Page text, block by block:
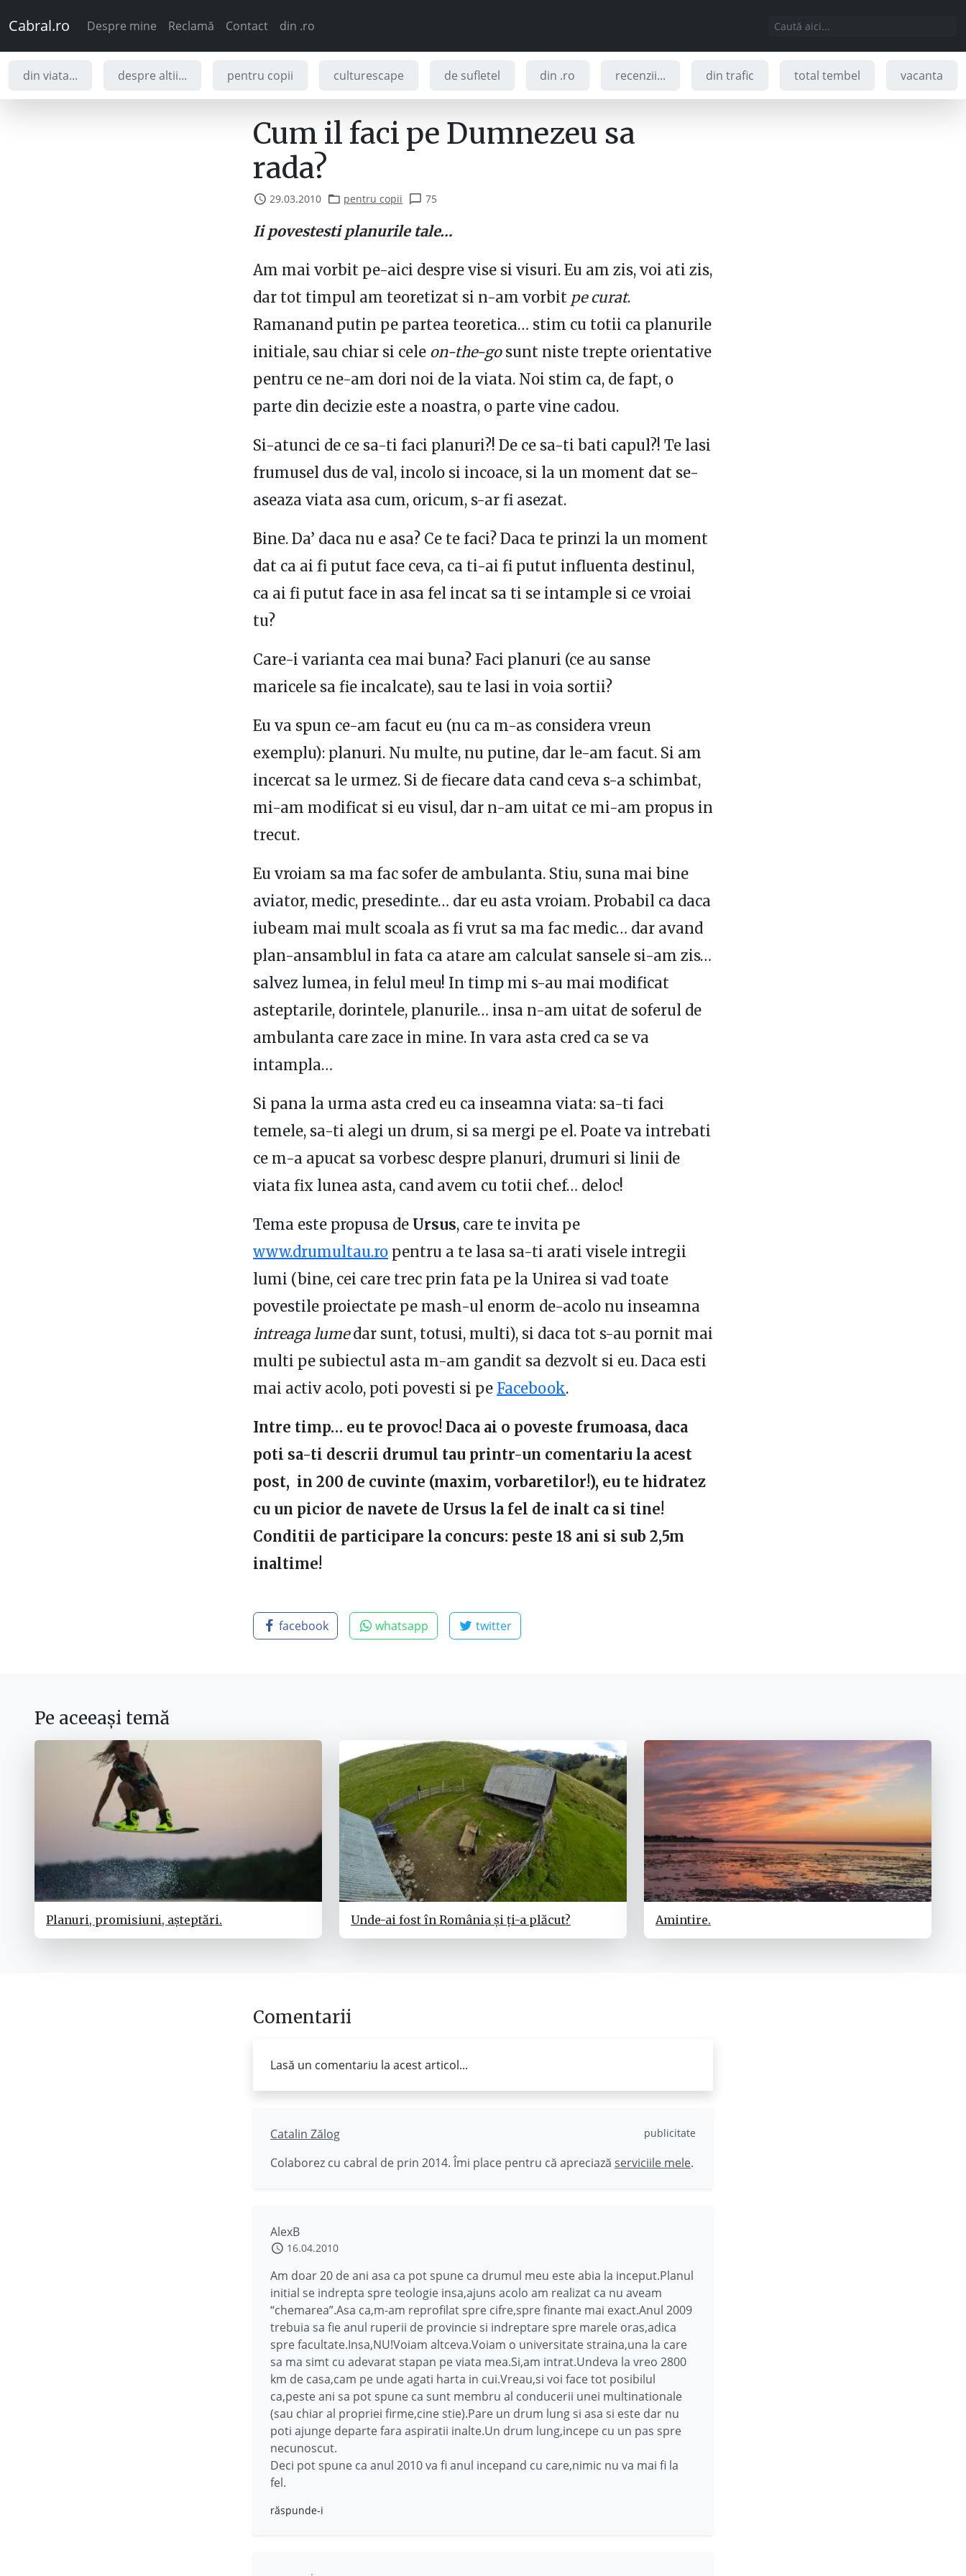
Cabral.ro Despre mine Reclamă Contact din .ro
din viata... despre altii... pentru copii culturescape de sufletel din .ro recenzii... din trafic total tembel vacanta
Cum il faci pe Dumnezeu sa
rada?
29.03.2010 pentru copii 75
Ii povestesti planurile tale…
Am mai vorbit pe-aici despre vise si visuri. Eu am zis, voi ati zis,
dar tot timpul am teoretizat si n-am vorbit pe curat.
Ramanand putin pe partea teoretica… stim cu totii ca planurile
initiale, sau chiar si cele on-the-go sunt niste trepte orientative
pentru ce ne-am dori noi de la viata. Noi stim ca, de fapt, o
parte din decizie este a noastra, o parte vine cadou.
Si-atunci de ce sa-ti faci planuri?! De ce sa-ti bati capul?! Te lasi
frumusel dus de val, incolo si incoace, si la un moment dat se-
aseaza viata asa cum, oricum, s-ar fi asezat.
Bine. Da’ daca nu e asa? Ce te faci? Daca te prinzi la un moment
dat ca ai fi putut face ceva, ca ti-ai fi putut influenta destinul,
ca ai fi putut face in asa fel incat sa ti se intample si ce vroiai
tu?
Care-i varianta cea mai buna? Faci planuri (ce au sanse
maricele sa fie incalcate), sau te lasi in voia sortii?
Eu va spun ce-am facut eu (nu ca m-as considera vreun
exemplu): planuri. Nu multe, nu putine, dar le-am facut. Si am
incercat sa le urmez. Si de fiecare data cand ceva s-a schimbat,
mi-am modificat si eu visul, dar n-am uitat ce mi-am propus in
trecut.
Eu vroiam sa ma fac sofer de ambulanta. Stiu, suna mai bine
aviator, medic, presedinte… dar eu asta vroiam. Probabil ca daca
iubeam mai mult scoala as fi vrut sa ma fac medic… dar avand
plan-ansamblul in fata ca atare am calculat sansele si-am zis…
salvez lumea, in felul meu! In timp mi s-au mai modificat
asteptarile, dorintele, planurile… insa n-am uitat de soferul de
ambulanta care zace in mine. In vara asta cred ca se va
intampla…
Si pana la urma asta cred eu ca inseamna viata: sa-ti faci
temele, sa-ti alegi un drum, si sa mergi pe el. Poate va intrebati
ce m-a apucat sa vorbesc despre planuri, drumuri si linii de
viata fix lunea asta, cand avem cu totii chef… deloc!
Tema este propusa de Ursus, care te invita pe
www.drumultau.ro pentru a te lasa sa-ti arati visele intregii
lumi (bine, cei care trec prin fata pe la Unirea si vad toate
povestile proiectate pe mash-ul enorm de-acolo nu inseamna
intreaga lumedar sunt, totusi, multi), si daca tot s-au pornit mai
multi pe subiectul asta m-am gandit sa dezvolt si eu. Daca esti
mai activ acolo, poti povesti si pe Facebook.
Intre timp… eu te provoc! Daca ai o poveste frumoasa, daca
poti sa-ti descrii drumul tau printr-un comentariu la acest
post, in 200 de cuvinte (maxim, vorbaretilor!), eu te hidratez
cu un picior de navete de Ursus la fel de inalt ca si tine!
Conditii de participare la concurs: peste 18 ani si sub 2,5m
inaltime!
facebook whatsapp twitter
Pe aceeași temă
Planuri, promisiuni, așteptări. Unde-ai fost în România și ți-a plăcut? Amintire.
Comentarii
Lasă un comentariu la acest articol...
Catalin Zălog publicitate
Colaborez cu cabral de prin 2014. Îmi place pentru că apreciază serviciile mele.
AlexB
16.04.2010
Am doar 20 de ani asa ca pot spune ca drumul meu este abia la inceput.Planul
initial se indrepta spre teologie insa,ajuns acolo am realizat ca nu aveam
“chemarea”.Asa ca,m-am reprofilat spre cifre,spre finante mai exact.Anul 2009
trebuia sa fie anul ruperii de provincie si indreptare spre marele oras,adica
spre facultate.Insa,NU!Voiam altceva.Voiam o universitate straina,una la care
sa ma simt cu adevarat stapan pe viata mea.Si,am intrat.Undeva la vreo 2800
km de casa,cam pe unde agati harta in cui.Vreau,si voi face tot posibilul
ca,peste ani sa pot spune ca sunt membru al conducerii unei multinationale
(sau chiar al propriei firme,cine stie).Pare un drum lung si asa si este dar nu
poti ajunge departe fara aspiratii inalte.Un drum lung,incepe cu un pas spre
necunoscut.
Deci pot spune ca anul 2010 va fi anul incepand cu care,nimic nu va mai fi la
fel.
răspunde-i